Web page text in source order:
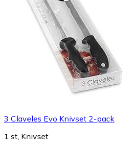
3 Claveles Evo Knivset 2-pack
1 st, Knivset